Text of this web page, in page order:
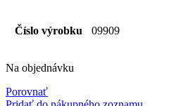
Číslo výrobku 09909
Na objednávku
Porovnať